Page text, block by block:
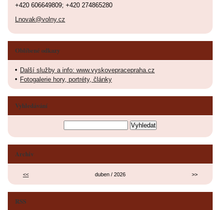
+420 606649809; +420 274865280
Lnovak@volny.cz
Oblíbené odkazy
Další služby a info: www.vyskovepracepraha.cz
Fotogalerie hory, portréty, články
Vyhledávání
Archiv
<< duben / 2026 >>
RSS